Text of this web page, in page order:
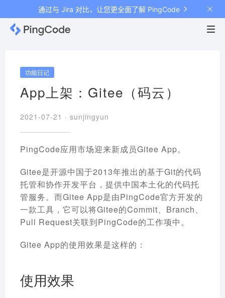
通过与 Jira 对比，让您更全面了解 PingCode
功能日记
App上架：Gitee（码云）
2021-07-21 · sunjingyun
PingCode应用市场迎来新成员Gitee App。
Gitee是开源中国于2013年推出的基于Git的代码
托管和协作开发平台，提供中国本土化的代码托
管服务。而Gitee App是由PingCode官方开发的
一款工具，它可以将Gitee的Commit、Branch、
Pull Request关联到PingCode的工作项中。
Gitee App的使用效果是这样的：
使用效果